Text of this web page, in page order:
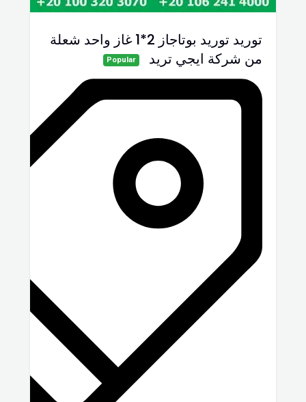
توريد توريد بوتاجاز 2*1 غاز واحد شعلة
من شركة ايجي تريد
Popular